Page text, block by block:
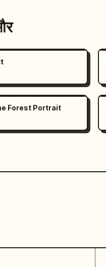
Forest Portrait